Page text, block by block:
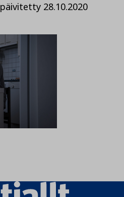
päivitetty 28.10.2020